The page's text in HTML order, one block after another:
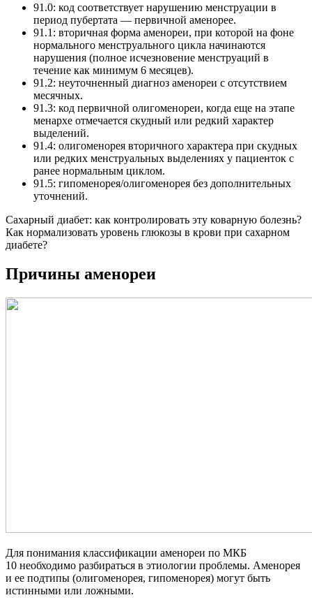
91.0: код соответствует нарушению менструации в
период пубертата — первичной аменорее.
91.1: вторичная форма аменореи, при которой на фоне
нормального менструального цикла начинаются
нарушения (полное исчезновение менструаций в
течение как минимум 6 месяцев).
91.2: неуточненный диагноз аменореи с отсутствием
месячных.
91.3: код первичной олигоменореи, когда еще на этапе
менархе отмечается скудный или редкий характер
выделений.
91.4: олигоменорея вторичного характера при скудных
или редких менструальных выделениях у пациенток с
ранее нормальным циклом.
91.5: гипоменорея/олигоменорея без дополнительных
уточнений.
Сахарный диабет: как контролировать эту коварную болезнь?
Как нормализовать уровень глюкозы в крови при сахарном
диабете?
Причины аменореи
Для понимания классификации аменореи по МКБ
10 необходимо разбираться в этиологии проблемы. Аменорея
и ее подтипы (олигоменорея, гипоменорея) могут быть
истинными или ложными.